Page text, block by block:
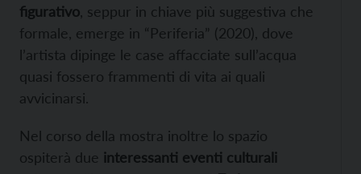
figurativo, seppur in chiave più suggestiva che
formale, emerge in “Periferia” (2020), dove
l’artista dipinge le case affacciate sull’acqua
quasi fossero frammenti di vita ai quali
avvicinarsi.
Nel corso della mostra inoltre lo spazio
ospiterà due interessanti eventi culturali